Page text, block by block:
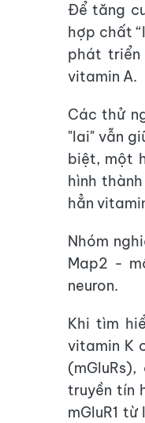
Để tăng
hợp chất
phát
vitamin A.
Các thử
"lai" vẫn
biệt, một
hình
hẳn
Nhóm
Map2 -
neuron.
Khi tìm
vitamin K
truyền tín
mGluR1